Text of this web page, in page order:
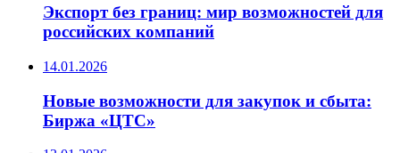
Экспорт без границ: мир возможностей для
российских компаний
14.01.2026
Новые возможности для закупок и сбыта:
Биржа «ЦТС»